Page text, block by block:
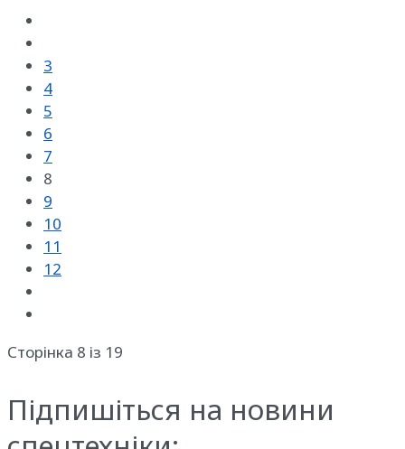
3
4
5
6
7
8
9
10
11
12
Сторінка 8 із 19
Підпишіться на новини